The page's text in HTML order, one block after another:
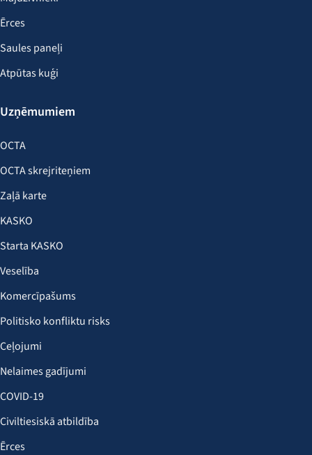
Ērces
Saules paneļi
Atpūtas kuģi
Uzņēmumiem
OCTA
OCTA skrejriteņiem
Zaļā karte
KASKO
Starta KASKO
Veselība
Komercīpašums
Politisko konfliktu risks
Ceļojumi
Nelaimes gadījumi
COVID-19
Civiltiesiskā atbildība
Ērces